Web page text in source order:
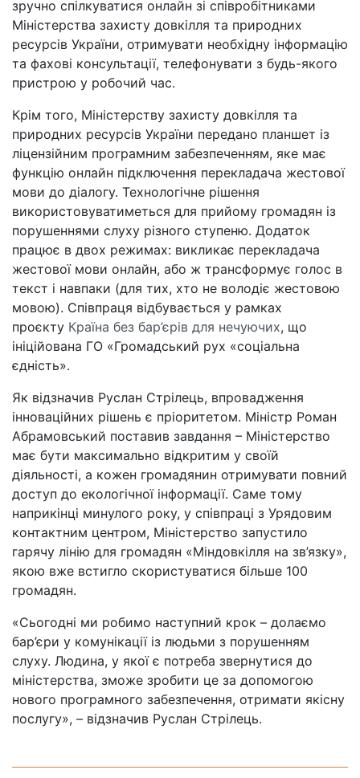
зручно спілкуватися онлайн зі співробітниками
Міністерства захисту довкілля та природних
ресурсів України, отримувати необхідну інформацію
та фахові консультації, телефонувати з будь-якого
пристрою у робочий час.
Крім того, Міністерству захисту довкілля та
природних ресурсів України передано планшет із
ліцензійним програмним забезпеченням, яке має
функцію онлайн підключення перекладача жестової
мови до діалогу. Технологічне рішення
використовуватиметься для прийому громадян із
порушеннями слуху різного ступеню. Додаток
працює в двох режимах: викликає перекладача
жестової мови онлайн, або ж трансформує голос в
текст і навпаки (для тих, хто не володіє жестовою
мовою). Співпраця відбувається у рамках
проєкту Країна без бар’єрів для нечуючих, що
ініційована ГО «Громадський рух «соціальна
єдність».
Як відзначив Руслан Стрілець, впровадження
інноваційних рішень є пріоритетом. Міністр Роман
Абрамовський поставив завдання – Міністерство
має бути максимально відкритим у своїй
діяльності, а кожен громадянин отримувати повний
доступ до екологічної інформації. Саме тому
наприкінці минулого року, у співпраці з Урядовим
контактним центром, Міністерство запустило
гарячу лінію для громадян «Міндовкілля на зв’язку»,
якою вже встигло скористуватися більше 100
громадян.
«Сьогодні ми робимо наступний крок – долаємо
бар’єри у комунікації із людьми з порушенням
слуху. Людина, у якої є потреба звернутися до
міністерства, зможе зробити це за допомогою
нового програмного забезпечення, отримати якісну
послугу», – відзначив Руслан Стрілець.